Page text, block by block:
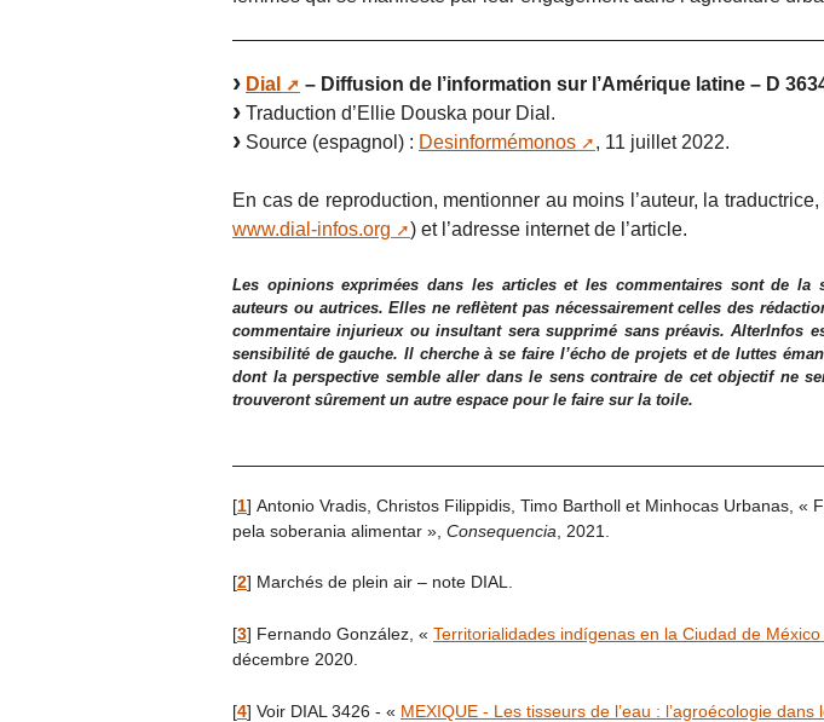
Dial
– Diffusion de l’information sur l’Amérique latine – D
Traduction d’Ellie Douska pour Dial.
Source (espagnol) : Desinformémonos , 11 juillet 2022.
En cas de reproduction, mentionner au moins l’auteur, la
www.dial-infos.org
) et l’adresse internet de l’article.
Les opinions exprimées dans les articles et les commentaires sont de la
auteurs ou autrices. Elles ne reflètent pas nécessairement celles des
commentaire injurieux ou insultant sera supprimé sans préavis. AlterInfos
sensibilité de gauche. Il cherche à se faire l’écho de projets et de luttes
dont la perspective semble aller dans le sens contraire de cet objectif ne
trouveront sûrement un autre espace pour le faire sur la toile.
[1] Antonio Vradis, Christos Filippidis, Timo Bartholl et Minhocas Urbanas, «
pela soberania alimentar », Consequencia , 2021.
[2] Marchés de plein air – note DIAL.
[3] Fernando González, « Territorialidades indígenas en la Ciudad de México
décembre 2020.
[4] Voir DIAL 3426 - « MEXIQUE - Les tisseurs de l’eau : l’agroécologie